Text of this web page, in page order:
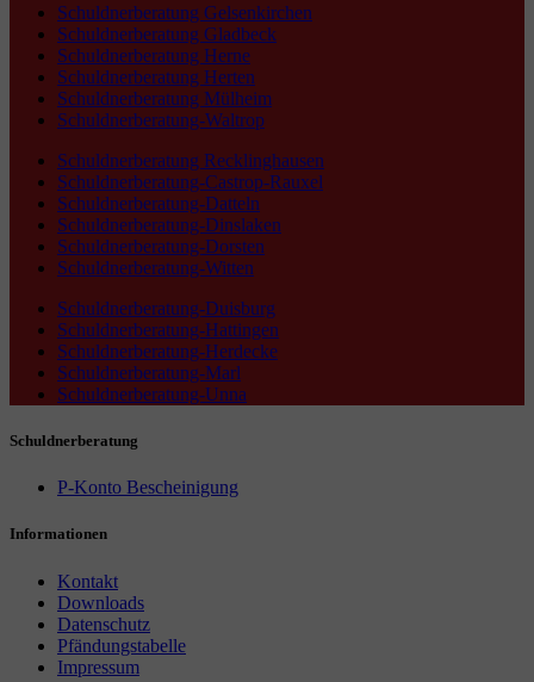
Schuldnerberatung Gelsenkirchen
Schuldnerberatung Gladbeck
Schuldnerberatung Herne
Schuldnerberatung Herten
Schuldnerberatung Mülheim
Schuldnerberatung-Waltrop
Schuldnerberatung Recklinghausen
Schuldnerberatung-Castrop-Rauxel
Schuldnerberatung-Datteln
Schuldnerberatung-Dinslaken
Schuldnerberatung-Dorsten
Schuldnerberatung-Witten
Schuldnerberatung-Duisburg
Schuldnerberatung-Hattingen
Schuldnerberatung-Herdecke
Schuldnerberatung-Marl
Schuldnerberatung-Unna
Schuldnerberatung
P-Konto Bescheinigung
Informationen
Kontakt
Downloads
Datenschutz
Pfändungstabelle
Impressum